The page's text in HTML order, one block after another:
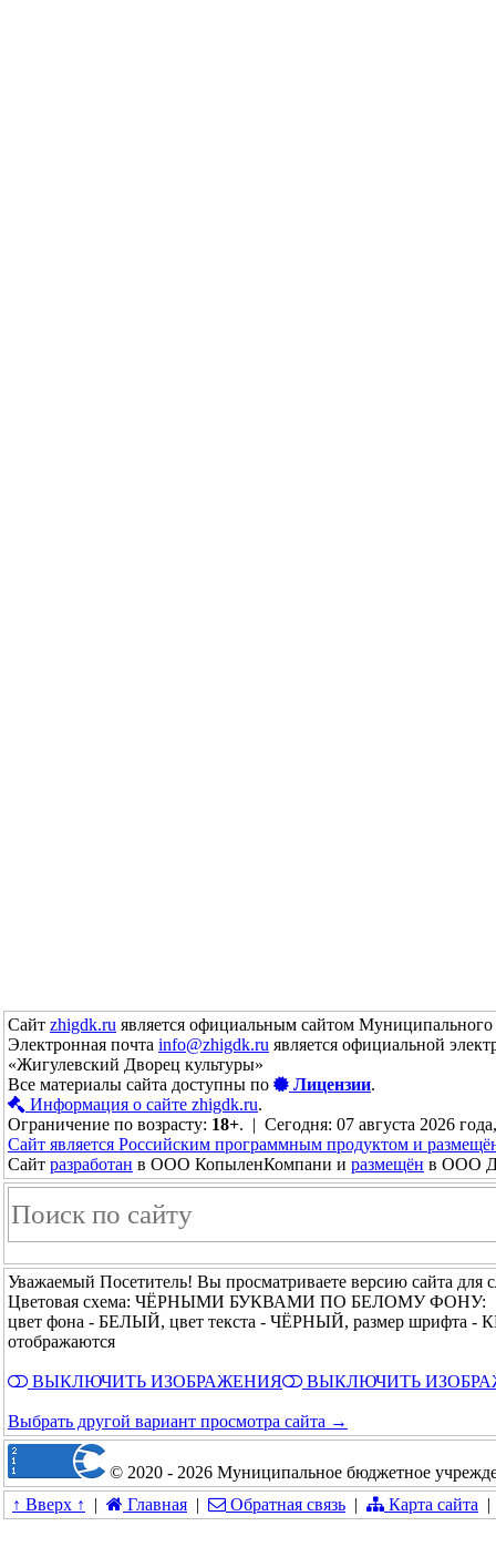
Сайт zhigdk.ru является официальным сайтом
Электронная почта info@zhigdk.ru является официальной
«Жигулевский Дворец культуры»
Все материалы сайта доступны по
Лицензии.
Информация о сайте zhigdk.ru.
Ограничение по возрасту: 18+. | Сегодня: 07 августа 2026
Сайт является Российским программным продуктом и
Сайт разработан в ООО КопыленКомпани и размещён в ООО
Уважаемый Посетитель! Вы просматриваете версию сайта для
Цветовая схема: ЧЁРНЫМИ БУКВАМИ ПО БЕЛОМУ ФОНУ:
цвет фона - БЕЛЫЙ, цвет текста - ЧЁРНЫЙ, размер шрифта
отображаются
ВЫКЛЮЧИТЬ ИЗОБРАЖЕНИЯ ВЫКЛЮЧИТЬ
Выбрать другой вариант просмотра сайта →
© 2020 - 2026 Муниципальное бюджетное
↑ Вверх ↑
| Главная | Обратная связь | Карта сайта